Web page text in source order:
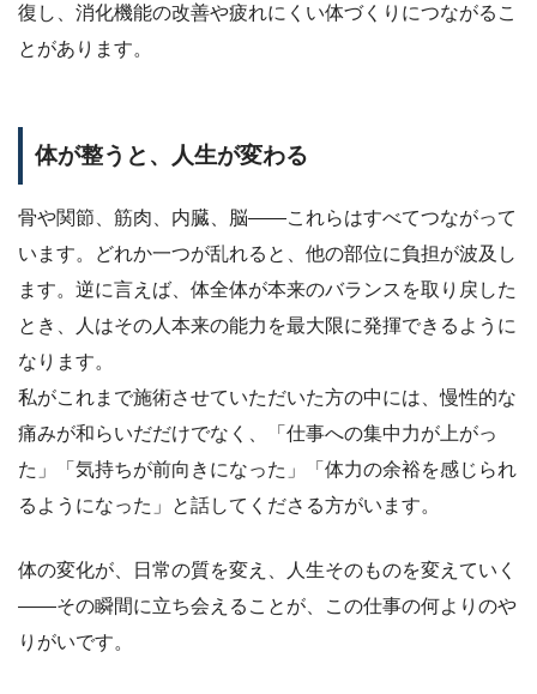
復し、消化機能の改善や疲れにくい体づくりにつながるこ
とがあります。
体が整うと、人生が変わる
骨や関節、筋肉、内臓、脳——これらはすべてつながって
います。どれか一つが乱れると、他の部位に負担が波及し
ます。逆に言えば、体全体が本来のバランスを取り戻した
とき、人はその人本来の能力を最大限に発揮できるように
なります。
私がこれまで施術させていただいた方の中には、慢性的な
痛みが和らいだだけでなく、「仕事への集中力が上がっ
た」「気持ちが前向きになった」「体力の余裕を感じられ
るようになった」と話してくださる方がいます。
体の変化が、日常の質を変え、人生そのものを変えていく
——その瞬間に立ち会えることが、この仕事の何よりのや
りがいです。